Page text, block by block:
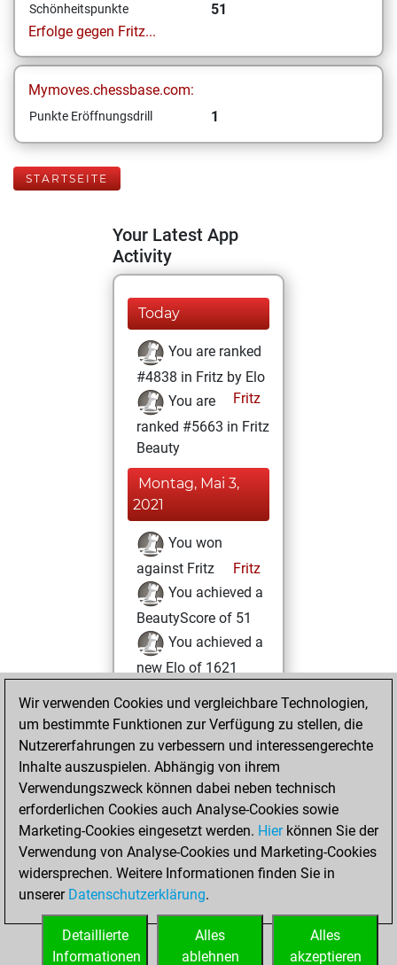
Schönheitspunkte
51
Erfolge gegen Fritz...
Mymoves.chessbase.com:
Punkte Eröffnungsdrill 1
STARTSEITE
Your Latest App
Activity
Today
You are ranked
#4838 in Fritz by Elo
Fritz
You are
ranked #5663 in Fritz
Beauty
Montag, Mai 3,
2021
You won
against Fritz
Fritz
You achieved a
BeautyScore of 51
You achieved a
new Elo of 1621
Freitag,
Dezember 11, 2020
You created
your Fritz account
Fritz
Sonntag,
November 15,
2020
You learned 1
positions
MyMoves
Wir verwenden Cookies und vergleichbare Technologien,
um bestimmte Funktionen zur Verfügung zu stellen, die
Nutzererfahrungen zu verbessern und interessengerechte
Inhalte auszuspielen. Abhängig von ihrem
Verwendungszweck können dabei neben technisch
erforderlichen Cookies auch Analyse-Cookies sowie
Marketing-Cookies eingesetzt werden. Hierkönnen Sie der
Verwendung von Analyse-Cookies und Marketing-Cookies
widersprechen. Weitere Informationen finden Sie in
unserer Datenschutzerklärung.
Alles
akzeptieren
Alles
ablehnen
Detaillierte
Informationen